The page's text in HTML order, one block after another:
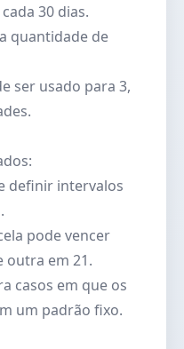
30 dias.
quantidade de
ser usado para 3,
definir intervalos
pode vencer
outra em 21.
casos em que os
um padrão fixo.